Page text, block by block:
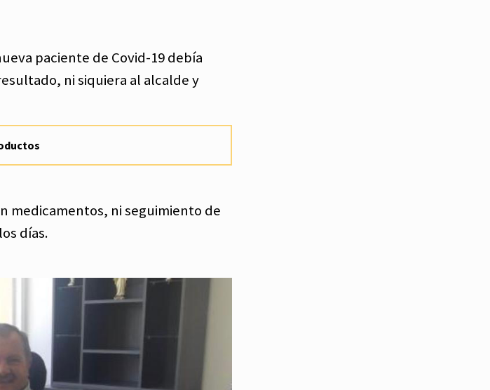
paciente de Covid-19 debía
ni siquiera al alcalde y
medicamentos, ni seguimiento de
días.